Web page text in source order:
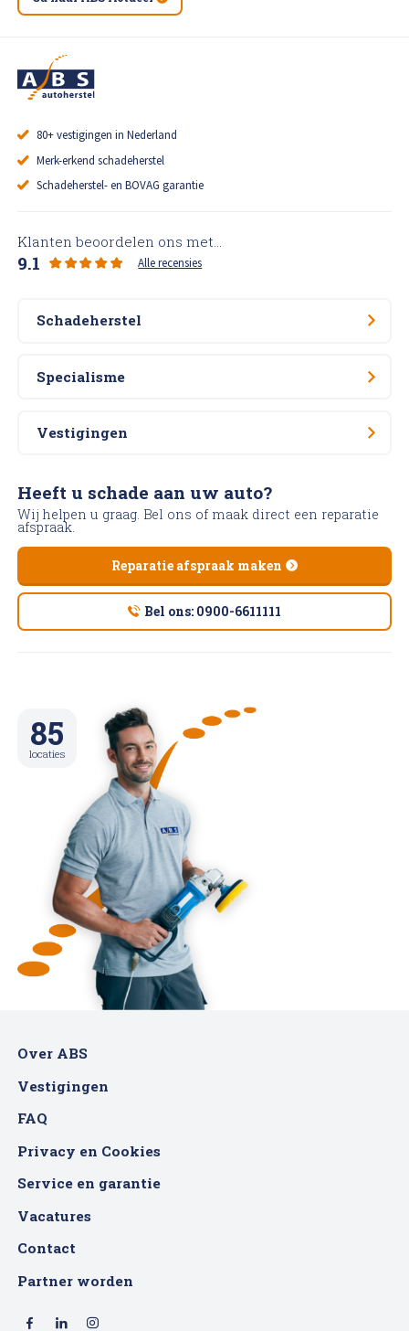
80+ vestigingen in Nederland
Merk-erkend schadeherstel
Schadeherstel- en BOVAG garantie
Klanten beoordelen ons met...
9.1 Alle recensies
Schadeherstel
Specialisme
Vestigingen
85
locaties
Heeft u schade aan uw auto?
Wij helpen u graag. Bel ons of maak direct een reparatie
afspraak.
Reparatie afspraak maken
Bel ons: 0900-6611111
Over ABS
Vestigingen
FAQ
Privacy en Cookies
Service en garantie
Vacatures
Contact
Partner worden